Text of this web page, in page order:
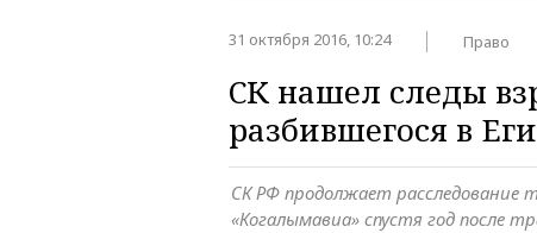
31 октября 2016, 10:24 Право
СК нашел следы
разбившегося в
СК РФ продолжает расследование
«Когалымавиа» спустя год после